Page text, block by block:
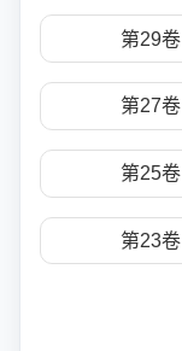
第29卷
第27卷
第25卷
第23卷